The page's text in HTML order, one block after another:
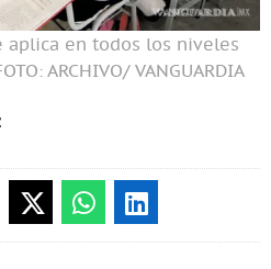
aplica en todos los niveles
ARCHIVO/ VANGUARDIA